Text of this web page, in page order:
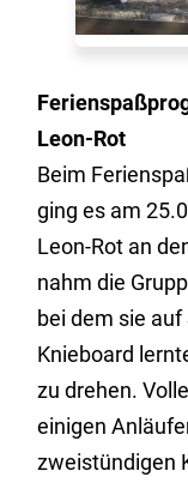
Leon-Rot
Beim
ging es am
Leon-Rot an
nahm die
bei dem sie
Knieboard
zu drehen.
einigen
zweistündigen